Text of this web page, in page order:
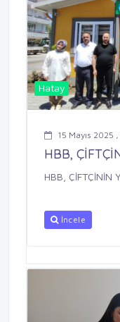
Hatay
15 Mayıs 2025
HBB,
HBB, ÇİFTÇİNİN
İncele